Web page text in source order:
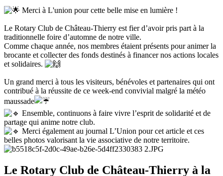
Merci à L'union pour cette belle mise en lumière !
Le Rotary Club de Château-Thierry est fier d’avoir pris part à la
traditionnelle foire d’automne de notre ville.
Comme chaque année, nos membres étaient présents pour animer la
brocante et collecter des fonds destinés à financer nos actions locales
et solidaires.
Un grand merci à tous les visiteurs, bénévoles et partenaires qui ont
contribué à la réussite de ce week-end convivial malgré la météo
maussade
Ensemble, continuons à faire vivre l’esprit de solidarité et de
partage qui anime notre club.
Merci également au journal L’Union pour cet article et ces
belles photos valorisant la vie associative de notre territoire.
Le Rotary Club de Château-Thierry à la